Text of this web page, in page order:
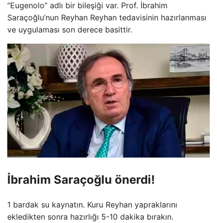
“Eugenolo” adlı bir bileşiği var. Prof. İbrahim
Saraçoğlu’nun Reyhan Reyhan tedavisinin hazırlanması
ve uygulaması son derece basittir.
İbrahim Saraçoğlu önerdi!
1 bardak su kaynatın. Kuru Reyhan yapraklarını
ekledikten sonra hazırlığı 5-10 dakika bırakın.